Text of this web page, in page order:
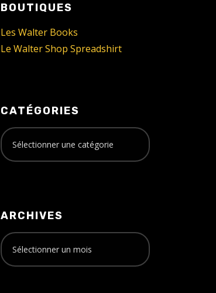
BOUTIQUES
Les Walter Books
Le Walter Shop Spreadshirt
CATÉGORIES
ARCHIVES